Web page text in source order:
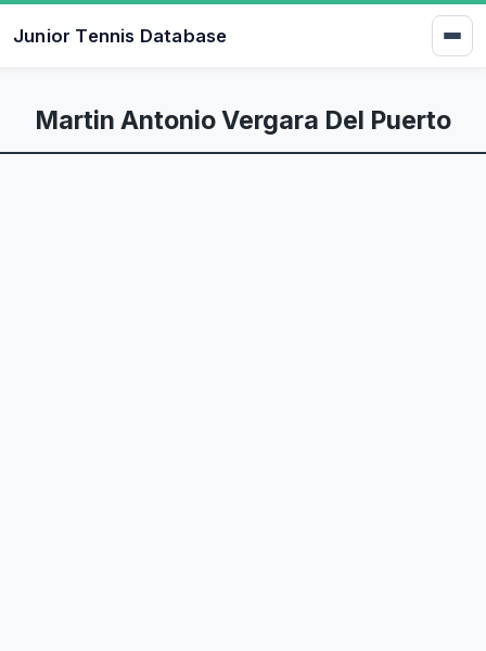
Junior Tennis Database
Martin Antonio Vergara Del Puerto